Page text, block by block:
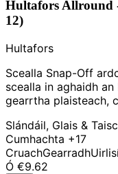
Hultafors Allround
12)
Hultafors
Scealla Snap-Off
scealla in aghaidh
gearrtha plaisteach,
Slándáil, Glais &
Cumhachta +17
CruachGearradh
Ó €9.62